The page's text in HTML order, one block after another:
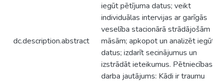
dc.description.abstract
iegūt pētījuma datus; veikt
individuālas intervijas ar garīgās
veselība stacionārā strādājošām
māsām; apkopot un analizēt
datus; izdarīt secinājumus un
izstrādāt ieteikumus. Pētniecības
darba jautājums: Kādi ir traumu